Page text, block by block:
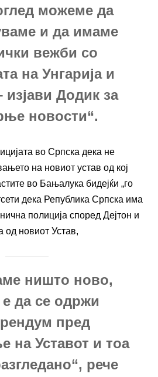
можеме да
и да имаме
вежби со
на Унгарија и
изјави Додик за
новости“.
во Српска дека не
на новиот устав од кој
во Бањалука бидејќи „го
дека Република Српска има
полиција според Дејтон и
од новиот Устав,
ништо ново,
да се одржи
пред
на Уставот и тоа
рече